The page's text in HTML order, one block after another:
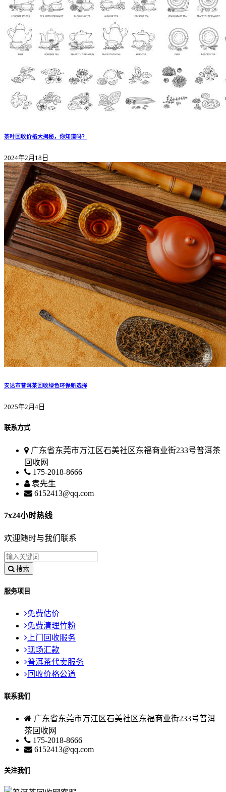
茶叶回收价格大揭秘，你知道吗？
2024年2月18日
安达市普洱茶回收绿色环保新选择
2025年2月4日
联系方式
广东省东莞市万江区石美社区东福商业街233号普洱茶
回收网
175-2018-8666
袁先生
6152413@qq.com
7x24小时热线
欢迎随时与我们联系
搜索
服务项目
免费估价
免费清理竹粉
上门回收服务
现场汇款
普洱茶代卖服务
回收价格公道
联系我们
广东省东莞市万江区石美社区东福商业街233号普洱
茶回收网
175-2018-8666
6152413@qq.com
关注我们